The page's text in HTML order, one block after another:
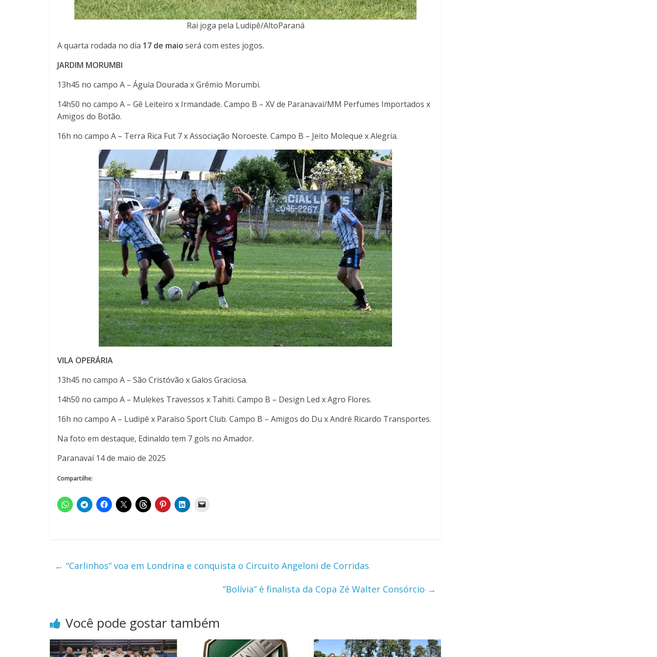
Rai joga pela Ludipê/AltoParaná
A quarta rodada no dia 17 de maio será com estes jogos.
JARDIM MORUMBI
13h45 no campo A – Águia Dourada x Grêmio Morumbi.
14h50 no campo A – Gê Leiteiro x Irmandade. Campo B – XV de Paranavaí/MM Perfumes Importados x
Amigos do Botão.
16h no campo A – Terra Rica Fut 7 x Associação Noroeste. Campo B – Jeito Moleque x Alegria.
VILA OPERÁRIA
13h45 no campo A – São Cristóvão x Galos Graciosa.
14h50 no campo A – Mulekes Travessos x Tahiti. Campo B – Design Led x Agro Flores.
16h no campo A – Ludipê x Paraíso Sport Club. Campo B – Amigos do Du x André Ricardo Transportes.
Na foto em destaque, Edinaldo tem 7 gols no Amador.
Paranavaí 14 de maio de 2025
Compartilhe:
← “Carlinhos” voa em Londrina e conquista o Circuito Angeloni de Corridas
“Bolívia” é finalista da Copa Zé Walter Consórcio →
Você pode gostar também